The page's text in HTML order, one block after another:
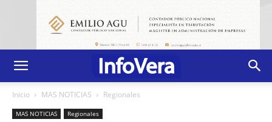
Inicio MAS NOTICIAS Regionales
MAS NOTICIAS Regionales